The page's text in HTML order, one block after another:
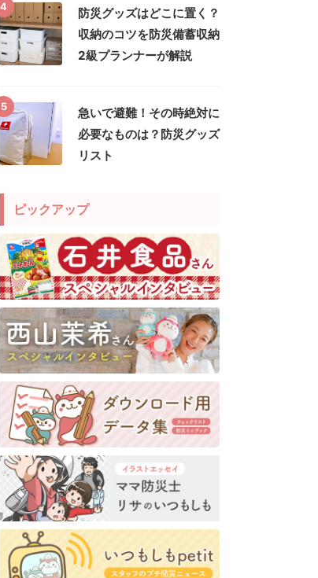
4
防災グッズはどこに置く？
収納のコツを防災備蓄収納
2級プランナーが解説
5
急いで避難！その時絶対に
必要なものは？防災グッズ
リスト
ピックアップ